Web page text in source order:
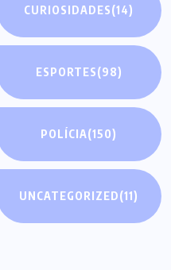
CURIOSIDADES(14)
ESPORTES(98)
POLÍCIA(150)
UNCATEGORIZED(11)